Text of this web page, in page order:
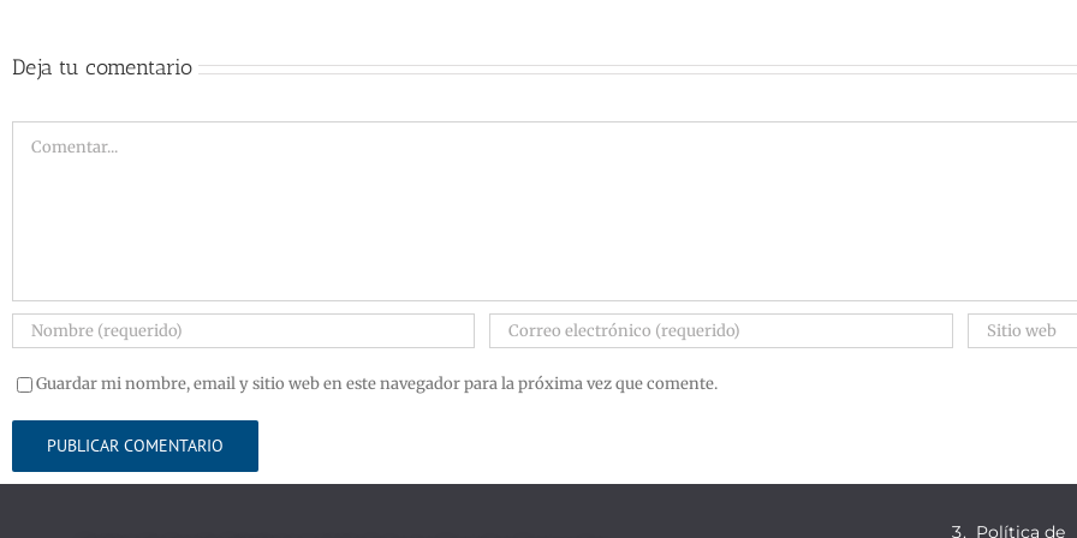
Deja tu comentario
Guardar mi nombre, email y sitio web en este navegador para la próxima vez que comente.
Política de